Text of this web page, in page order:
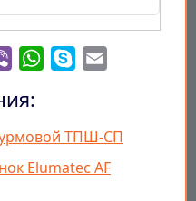
Viber WhatsApp
Skype
ТПШ-СП
Elumatec AF